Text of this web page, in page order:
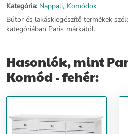
Kategória: Nappali, Komódok
Bútor és lakáskiegészítő termékek
kategóriában Paris márkától.
Hasonlók, mint
Komód - fehér: